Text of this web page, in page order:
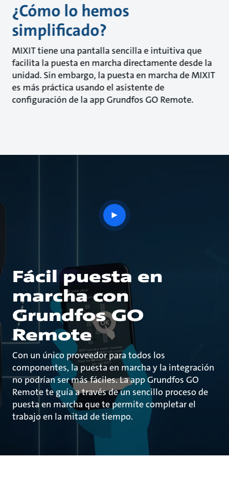
¿Cómo lo hemos
simplificado?
MIXIT tiene una pantalla sencilla e intuitiva que
facilita la puesta en marcha directamente desde la
unidad. Sin embargo, la puesta en marcha de MIXIT
es más práctica usando el asistente de
configuración de la app Grundfos GO Remote.
Fácil puesta en
marcha con
Grundfos GO
Remote
Con un único proveedor para todos los
componentes, la puesta en marcha y la integración
no podrían ser más fáciles. La app Grundfos GO
Remote te guía a través de un sencillo proceso de
puesta en marcha que te permite completar el
trabajo en la mitad de tiempo.
play
button